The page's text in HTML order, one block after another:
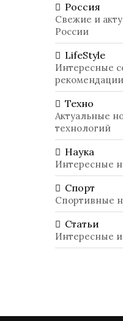
Россия
Свежие и
России
LifeStyle
Интересные
рекомендации
Техно
Актуальные
технологий
Наука
Интересные
Спорт
Спортивные
Статьи
Интересные